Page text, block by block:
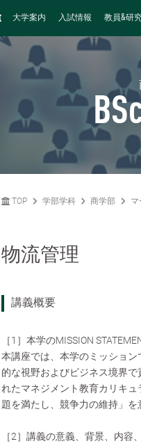
H
M
大学案内 入試情報 教員&研
TOP 学部学科 商学部 マ
物流管理
講義概要
［1］本学のMISSION
本講座では、本学のミッショ
的な視野およびビジネス境界
れたマネジメント教育カリキ
題を満たし、競争力の維持」を
［2］講義の意義、背景、内容